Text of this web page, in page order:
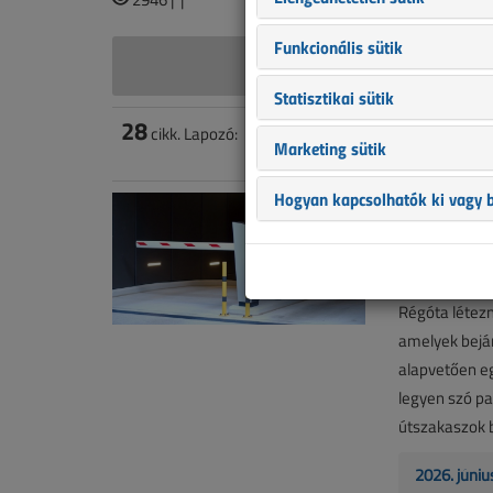
28cikk. Lapozó:
2026.
Régóta
amelyek
alapvetően
legyen szó
útszakaszok
2026.
Funkcionális sütik
Statisztikai sütik
Marketing sütik
Hogyan kapcsolhatók ki vagy